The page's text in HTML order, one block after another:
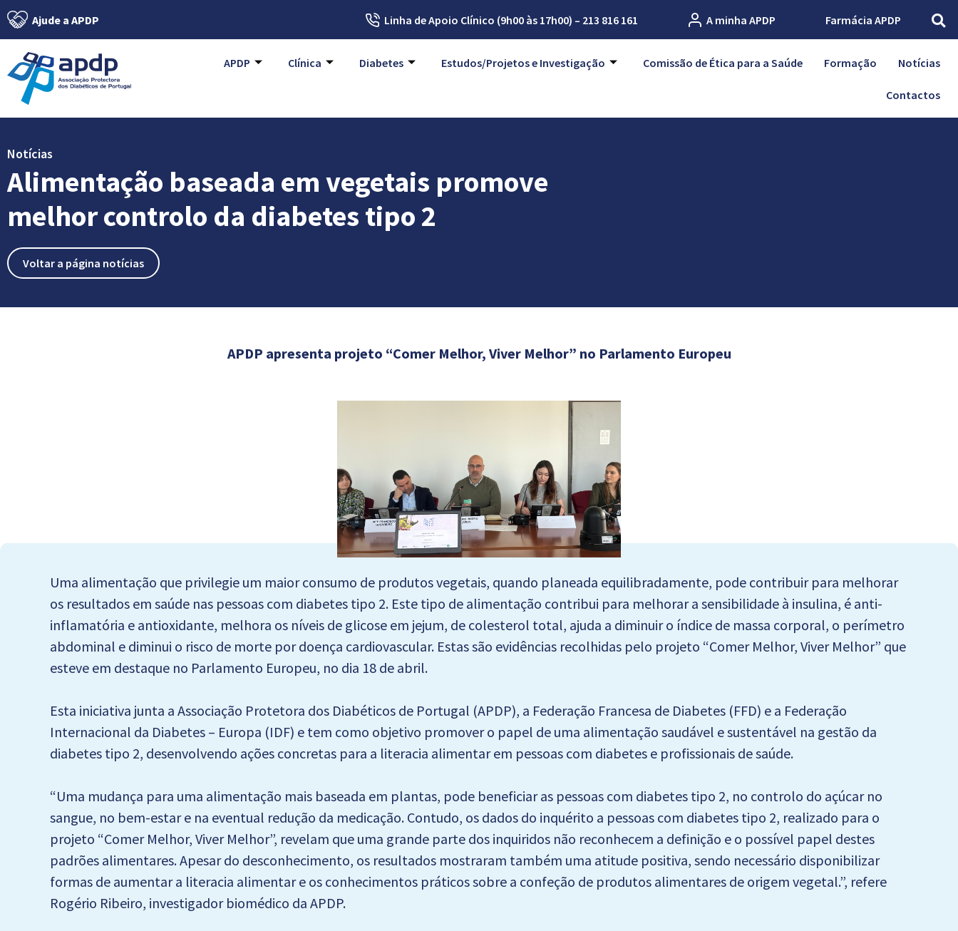
Ajude a APDP Linha de Apoio Clínico (9h00 às 17h00) – 213 816 161 A minha APDP Farmácia APDP
APDP Clínica Diabetes Estudos/Projetos e Investigação Comissão de Ética para a Saúde Formação Notícias
Contactos
Notícias
Alimentação baseada em vegetais promove
melhor controlo da diabetes tipo 2
Voltar a página notícias
APDP apresenta projeto “Comer Melhor, Viver Melhor” no Parlamento Europeu
Uma alimentação que privilegie um maior consumo de produtos vegetais, quando planeada equilibradamente, pode contribuir para melhorar
os resultados em saúde nas pessoas com diabetes tipo 2. Este tipo de alimentação contribui para melhorar a sensibilidade à insulina, é anti-
inflamatória e antioxidante, melhora os níveis de glicose em jejum, de colesterol total, ajuda a diminuir o índice de massa corporal, o perímetro
abdominal e diminui o risco de morte por doença cardiovascular. Estas são evidências recolhidas pelo projeto “Comer Melhor, Viver Melhor” que
esteve em destaque no Parlamento Europeu, no dia 18 de abril.
Esta iniciativa junta a Associação Protetora dos Diabéticos de Portugal (APDP), a Federação Francesa de Diabetes (FFD) e a Federação
Internacional da Diabetes – Europa (IDF) e tem como objetivo promover o papel de uma alimentação saudável e sustentável na gestão da
diabetes tipo 2, desenvolvendo ações concretas para a literacia alimentar em pessoas com diabetes e profissionais de saúde.
“Uma mudança para uma alimentação mais baseada em plantas, pode beneficiar as pessoas com diabetes tipo 2, no controlo do açúcar no
sangue, no bem-estar e na eventual redução da medicação. Contudo, os dados do inquérito a pessoas com diabetes tipo 2, realizado para o
projeto “Comer Melhor, Viver Melhor”, revelam que uma grande parte dos inquiridos não reconhecem a definição e o possível papel destes
padrões alimentares. Apesar do desconhecimento, os resultados mostraram também uma atitude positiva, sendo necessário disponibilizar
formas de aumentar a literacia alimentar e os conhecimentos práticos sobre a confeção de produtos alimentares de origem vegetal.”, refere
Rogério Ribeiro, investigador biomédico da APDP.